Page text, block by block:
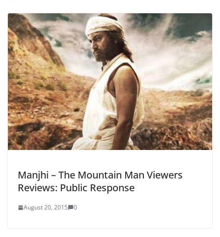
Manjhi – The Mountain Man Viewers
Reviews: Public Response
August 20, 2015 0